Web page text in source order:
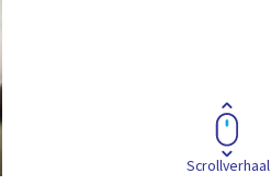
Scrollverhaal